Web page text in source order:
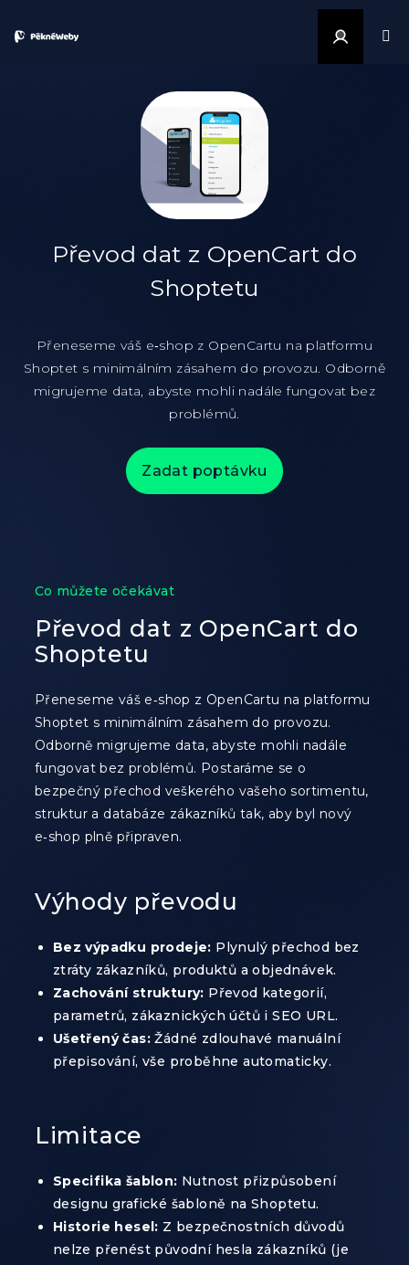
Přeneseme váš e‑shop z OpenCartu na platformu
Shoptet s minimálním zásahem do provozu. Odborně
migrujeme data, abyste mohli nadále fungovat bez
problémů.
Zadat poptávku
Převod dat z OpenCart do
Shoptetu
Co můžete očekávat
Převod dat z OpenCart do
Shoptetu
Přeneseme váš e‑shop z OpenCartu na platformu
Shoptet s minimálním zásahem do provozu.
Odborně migrujeme data, abyste mohli nadále
fungovat bez problémů. Postaráme se o
bezpečný přechod veškerého vašeho sortimentu,
struktur a databáze zákazníků tak, aby byl nový
e‑shop plně připraven.
Výhody převodu
Bez výpadku prodeje: Plynulý přechod bez
ztráty zákazníků, produktů a objednávek.
Zachování struktury: Převod kategorií,
parametrů, zákaznických účtů i SEO URL.
Ušetřený čas:Žádné zdlouhavé manuální
přepisování, vše proběhne automaticky.
Limitace
Specifika šablon: Nutnost přizpůsobení
designu grafické šabloně na Shoptetu.
Historie hesel: Z bezpečnostních důvodů
nelze přenést původní hesla zákazníků (je